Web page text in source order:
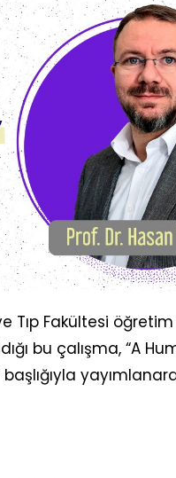
Tıp Fakültesi
bu çalışma, “A